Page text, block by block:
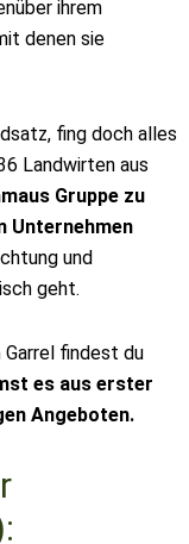
ihrem
denen sie
fing doch alles
Landwirten aus
Gruppe zu
Unternehmen
und
geht.
Garrel findest du
es aus erster
Angeboten.